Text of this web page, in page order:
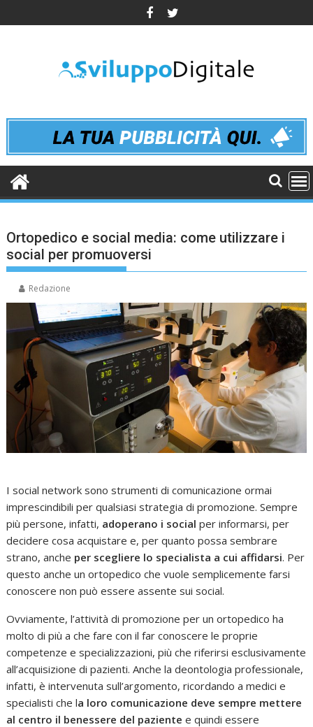
to
Ortopedico e social media: come utilizzare i
social per promuoversi
Redazione
I social network sono strumenti di comunicazione ormai
imprescindibili per qualsiasi strategia di promozione. Sempre
più persone, infatti, adoperano i social per informarsi, per
decidere cosa acquistare e, per quanto possa sembrare
strano, anche per scegliere lo specialista a cui affidarsi. Per
questo anche un ortopedico che vuole semplicemente farsi
conoscere non può essere assente sui social.
Ovviamente, l’attività di promozione per un ortopedico ha
molto di più a che fare con il far conoscere le proprie
competenze e specializzazioni, più che riferirsi esclusivamente
all’acquisizione di pazienti. Anche la deontologia professionale,
infatti, è intervenuta sull’argomento, ricordando a medici e
specialisti che la loro comunicazione deve sempre mettere
al centro il benessere del paziente e quindi essere